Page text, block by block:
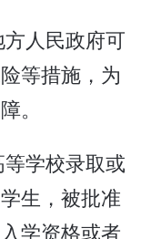
人民政府可
等措施，为
。
学校录取或
生，被批准
学资格或者